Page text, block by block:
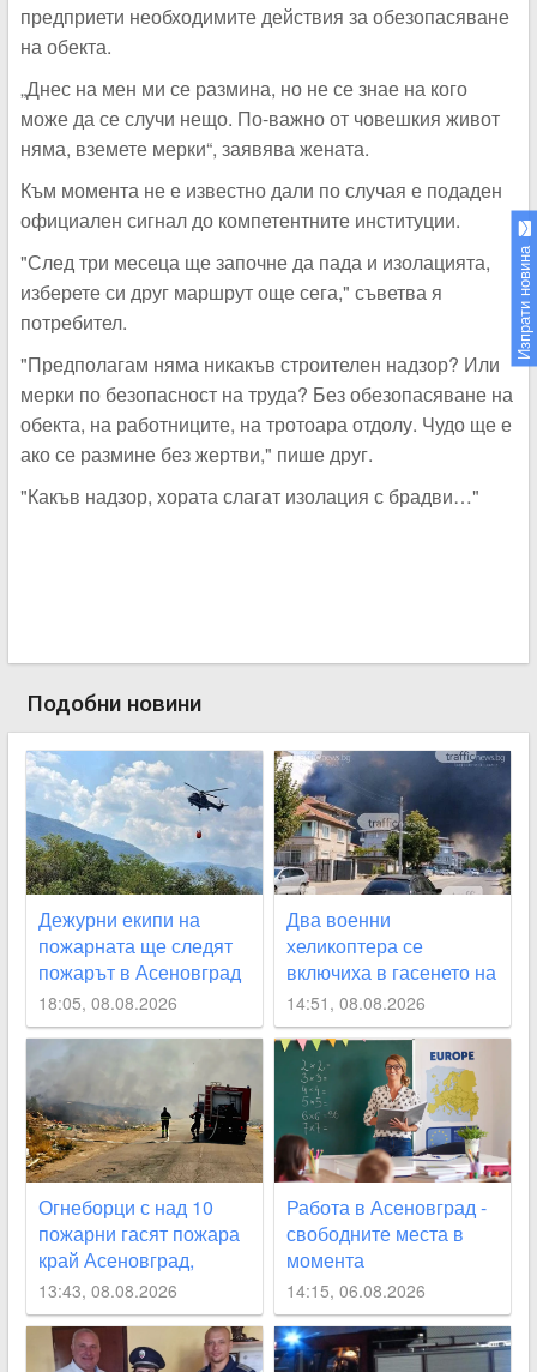
предприети необходимите действия за обезопасяване
на обекта.
„Днес на мен ми се размина, но не се знае на кого
може да се случи нещо. По-важно от човешкия живот
няма, вземете мерки“, заявява жената.
Към момента не е известно дали по случая е подаден
официален сигнал до компетентните институции.
"След три месеца ще започне да пада и изолацията,
изберете си друг маршрут още сега," съветва я
потребител.
"Предполагам няма никакъв строителен надзор? Или
мерки по безопасност на труда? Без обезопасяване на
обекта, на работниците, на тротоара отдолу. Чудо ще е
ако се размине без жертви," пише друг.
"Какъв надзор, хората слагат изолация с брадви…"
Подобни новини
Дежурни екипи на
пожарната ще следят
пожарът в Асеновград
да не пламне отново
18:05, 08.08.2026
Два военни
хеликоптера се
включиха в гасенето на
огъня над Асеновград,
засегнат е гробищния
парк СНИМКИ+ВИДЕО
14:51, 08.08.2026
Огнеборци с над 10
пожарни гасят пожара
край Асеновград,
затвориха
околовръстния път
СНИМКИ
13:43, 08.08.2026
Работа в Асеновград -
свободните места в
момента
14:15, 06.08.2026
Изпрати новина